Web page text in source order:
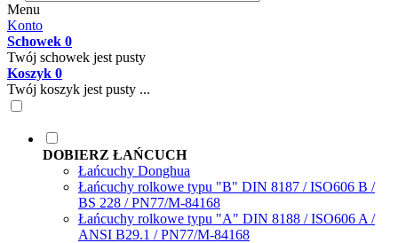
Menu
Konto
Schowek 0
Twój schowek jest pusty
Koszyk 0
Twój koszyk jest pusty ...
DOBIERZ ŁAŃCUCH
Łańcuchy Donghua
Łańcuchy rolkowe typu "B" DIN 8187 / ISO606 B /
BS 228 / PN77/M-84168
Łańcuchy rolkowe typu "A" DIN 8188 / ISO606 A /
ANSI B29.1 / PN77/M-84168